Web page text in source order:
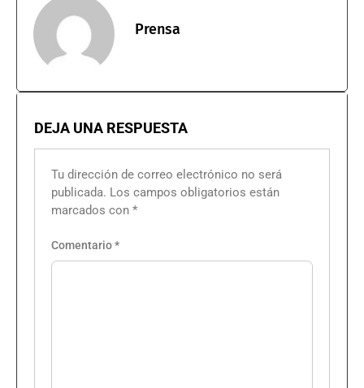
Prensa
DEJA UNA RESPUESTA
Tu dirección de correo electrónico no será
publicada. Los campos obligatorios están
marcados con *
Comentario*